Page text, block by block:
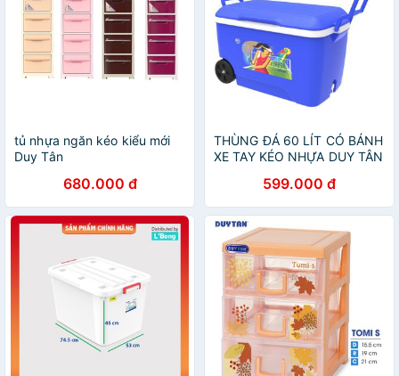
tủ nhựa ngăn kéo kiểu mới
Duy Tân
680.000 đ
THÙNG ĐÁ 60 LÍT CÓ BÁNH
XE TAY KÉO NHỰA DUY TÂN
599.000 đ